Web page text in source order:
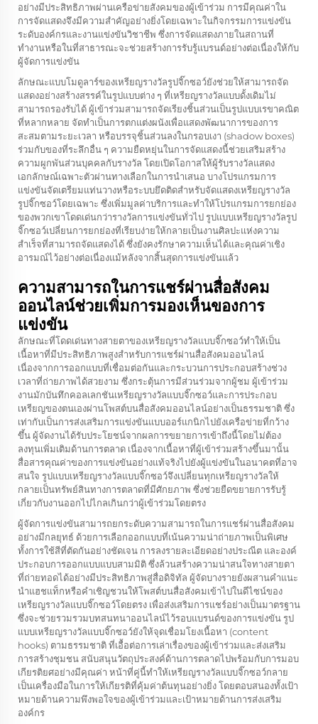
อย่างมีประสิทธิภาพผ่านเครือข่ายสังคมของผู้เข้าร่วม การมีคุณค่าใน
การจัดแสดงจึงมีความสำคัญอย่างยิ่งโดยเฉพาะในกิจกรรมการแข่งขัน
ระดับองค์กรและงานแข่งขันวิชาชีพ ซึ่งการจัดแสดงภายในสถานที่
ทำงานหรือในที่สาธารณะจะช่วยสร้างการรับรู้แบรนด์อย่างต่อเนื่องให้กับ
ผู้จัดการแข่งขัน
ลักษณะแบบโมดูลาร์ของเหรียญรางวัลรูปจิ๊กซอว์ยังช่วยให้สามารถจัด
แสดงอย่างสร้างสรรค์ในรูปแบบต่าง ๆ ที่เหรียญรางวัลแบบดั้งเดิมไม่
สามารถรองรับได้ ผู้เข้าร่วมสามารถจัดเรียงชิ้นส่วนเป็นรูปแบบเรขาคณิต
ที่หลากหลาย จัดทำเป็นการตกแต่งผนังเพื่อแสดงพัฒนาการของการ
สะสมตามระยะเวลา หรือบรรจุชิ้นส่วนลงในกรอบเงา (shadow boxes)
ร่วมกับของที่ระลึกอื่น ๆ ความยืดหยุ่นในการจัดแสดงนี้ช่วยเสริมสร้าง
ความผูกพันส่วนบุคคลกับรางวัล โดยเปิดโอกาสให้ผู้รับรางวัลแสดง
เอกลักษณ์เฉพาะตัวผ่านทางเลือกในการนำเสนอ บางโปรแกรมการ
แข่งขันจัดเตรียมแท่นวางหรือระบบยึดติดสำหรับจัดแสดงเหรียญรางวัล
รูปจิ๊กซอว์โดยเฉพาะ ซึ่งเพิ่มมูลค่าบริการและทำให้โปรแกรมการยกย่อง
ของพวกเขาโดดเด่นกว่ารางวัลการแข่งขันทั่วไป รูปแบบเหรียญรางวัลรูป
จิ๊กซอว์เปลี่ยนการยกย่องที่เรียบง่ายให้กลายเป็นงานศิลปะแห่งความ
สำเร็จที่สามารถจัดแสดงได้ ซึ่งยังคงรักษาความเห็นได้และคุณค่าเชิง
อารมณ์ไว้อย่างต่อเนื่องแม้หลังจากสิ้นสุดการแข่งขันแล้ว
ความสามารถในการแชร์ผ่านสื่อสังคม
ออนไลน์ช่วยเพิ่มการมองเห็นของการ
แข่งขัน
ลักษณะที่โดดเด่นทางสายตาของเหรียญรางวัลแบบจิ๊กซอว์ทำให้เป็น
เนื้อหาที่มีประสิทธิภาพสูงสำหรับการแชร์ผ่านสื่อสังคมออนไลน์
เนื่องจากการออกแบบที่เชื่อมต่อกันและกระบวนการประกอบสร้างช่วง
เวลาที่ถ่ายภาพได้สวยงาม ซึ่งกระตุ้นการมีส่วนร่วมจากผู้ชม ผู้เข้าร่วม
งานมักบันทึกคอลเลกชันเหรียญรางวัลแบบจิ๊กซอว์และการประกอบ
เหรียญของตนเองผ่านโพสต์บนสื่อสังคมออนไลน์อย่างเป็นธรรมชาติ ซึ่ง
เท่ากับเป็นการส่งเสริมการแข่งขันแบบออร์แกนิกไปยังเครือข่ายที่กว้าง
ขึ้น ผู้จัดงานได้รับประโยชน์จากผลการขยายการเข้าถึงนี้โดยไม่ต้อง
ลงทุนเพิ่มเติมด้านการตลาด เนื่องจากเนื้อหาที่ผู้เข้าร่วมสร้างขึ้นมานั้น
สื่อสารคุณค่าของการแข่งขันอย่างแท้จริงไปยังผู้แข่งขันในอนาคตที่อาจ
สนใจ รูปแบบเหรียญรางวัลแบบจิ๊กซอว์จึงเปลี่ยนทุกเหรียญรางวัลให้
กลายเป็นทรัพย์สินทางการตลาดที่มีศักยภาพ ซึ่งช่วยยืดขยายการรับรู้
เกี่ยวกับงานออกไปไกลเกินกว่าผู้เข้าร่วมโดยตรง
ผู้จัดการแข่งขันสามารถยกระดับความสามารถในการแชร์ผ่านสื่อสังคม
อย่างมีกลยุทธ์ ด้วยการเลือกออกแบบที่เน้นความน่าถ่ายภาพเป็นพิเศษ
ทั้งการใช้สีที่ตัดกันอย่างชัดเจน การลงรายละเอียดอย่างประณีต และองค์
ประกอบการออกแบบแบบสามมิติ ซึ่งล้วนสร้างความน่าสนใจทางสายตา
ที่ถ่ายทอดได้อย่างมีประสิทธิภาพสู่สื่อดิจิทัล ผู้จัดบางรายยังผสานคำแนะ
นำแฮชแท็กหรือคำเชิญชวนให้โพสต์บนสื่อสังคมเข้าไปในดีไซน์ของ
เหรียญรางวัลแบบจิ๊กซอว์โดยตรง เพื่อส่งเสริมการแชร์อย่างเป็นมาตรฐาน
ซึ่งจะช่วยรวมรวมบทสนทนาออนไลน์ไว้รอบแบรนด์ของการแข่งขัน รูป
แบบเหรียญรางวัลแบบจิ๊กซอว์ยังให้จุดเชื่อมโยงเนื้อหา (content
hooks) ตามธรรมชาติ ที่เอื้อต่อการเล่าเรื่องของผู้เข้าร่วมและส่งเสริม
การสร้างชุมชน สนับสนุนวัตถุประสงค์ด้านการตลาดไปพร้อมกับการมอบ
เกียรติยศอย่างมีคุณค่า หน้าที่คู่นี้ทำให้เหรียญรางวัลแบบจิ๊กซอว์กลาย
เป็นเครื่องมือในการให้เกียรติที่คุ้มค่าต้นทุนอย่างยิ่ง โดยตอบสนองทั้งเป้า
หมายด้านความพึงพอใจของผู้เข้าร่วมและเป้าหมายด้านการส่งเสริม
องค์กร